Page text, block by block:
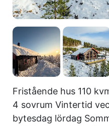
Fristående hus 110
4 sovrum Vintertid
bytesdag lördag